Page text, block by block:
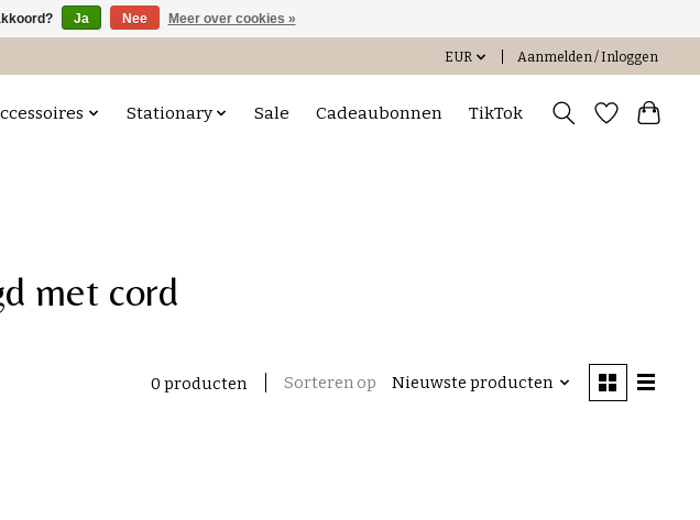
EUR Aanmelden / Inloggen
Stationary Sale Cadeaubonnen TikTok
met cord
0 producten Sorteren op Nieuwste producten
Ja Nee Meer over cookies »